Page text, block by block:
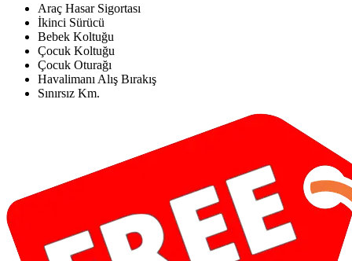
Araç Hasar Sigortası
İkinci Sürücü
Bebek Koltuğu
Çocuk Koltuğu
Çocuk Oturağı
Havalimanı Alış Bırakış
Sınırsız Km.